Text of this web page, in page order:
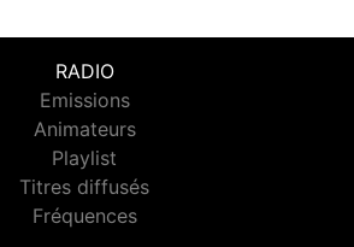
RADIO
Emissions
Animateurs
Playlist
Titres diffusés
Fréquences